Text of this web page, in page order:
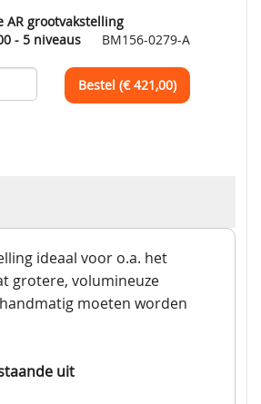
AR grootvakstelling
- 5 niveaus
BM156-0279-A
Bestel (€421,00)
ideaal voor o.a. het
grotere, volumineuze
moeten worden
uit